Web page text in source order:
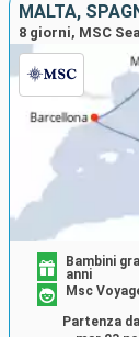
MALTA,
8 giorni, MSC
Bambini
anni
Msc
Partenza